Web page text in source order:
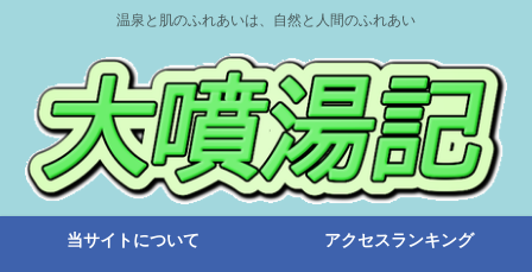
温泉と肌のふれあいは、自然と人間のふれあい
当サイトについて アクセスランキング